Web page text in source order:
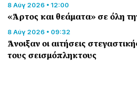
8 Αύγ 2026 • 12:00
«Άρτος και θεάματα» σε όλη
8 Αύγ 2026 • 09:32
Άνοιξαν οι αιτήσεις
τους σεισμόπληκτους